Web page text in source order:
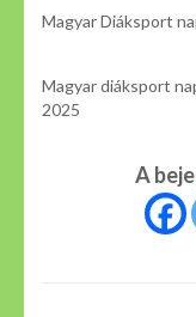
Magyar Diáksport
Magyar diáksport
2025
A